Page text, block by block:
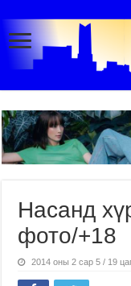
Насанд
фото/+18
2014 оны 2 сар 5 / 19